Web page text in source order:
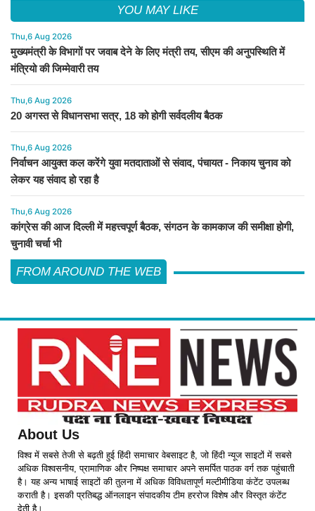
YOU MAY LIKE
Thu,6 Aug 2026
मुख्यमंत्री के विभागों पर जवाब देने के लिए मंत्री तय, सीएम की अनुपस्थिति में
मंत्रियो की जिम्मेवारी तय
Thu,6 Aug 2026
20 अगस्त से विधानसभा सत्र, 18 को होगी सर्वदलीय बैठक
Thu,6 Aug 2026
निर्वाचन आयुक्त कल करेंगे युवा मतदाताओं से संवाद, पंचायत - निकाय चुनाव को
लेकर यह संवाद हो रहा है
Thu,6 Aug 2026
कांग्रेस की आज दिल्ली में महत्त्वपूर्ण बैठक, संगठन के कामकाज की समीक्षा होगी,
चुनावी चर्चा भी
FROM AROUND THE WEB
About Us
विश्व में सबसे तेजी से बढ़ती हुई हिंदी समाचार वेबसाइट है, जो हिंदी न्यूज साइटों में सबसे
अधिक विश्वसनीय, प्रामाणिक और निष्पक्ष समाचार अपने समर्पित पाठक वर्ग तक पहुंचाती
है। यह अन्य भाषाई साइटों की तुलना में अधिक विविधतापूर्ण मल्टीमीडिया कंटेंट उपलब्ध
कराती है। इसकी प्रतिबद्ध ऑनलाइन संपादकीय टीम हररोज विशेष और विस्तृत कंटेंट
देती है।